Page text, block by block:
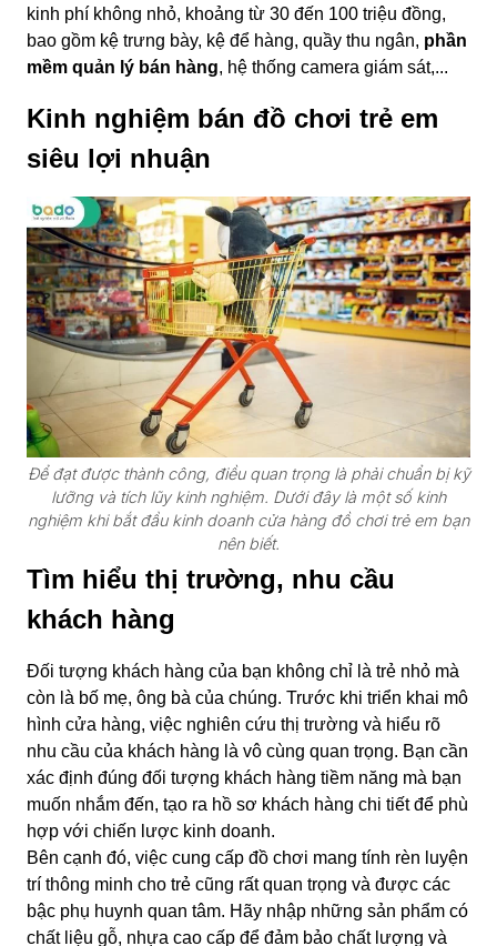
kinh phí không nhỏ, khoảng từ 30 đến 100 triệu đồng,
bao gồm kệ trưng bày, kệ để hàng, quầy thu ngân, phần
mềm quản lý bán hàng, hệ thống camera giám sát,...
Kinh nghiệm bán đồ chơi trẻ em
siêu lợi nhuận
Để đạt được thành công, điều quan trọng là phải chuẩn bị kỹ
lưỡng và tích lũy kinh nghiệm. Dưới đây là một số kinh
nghiệm khi bắt đầu kinh doanh cửa hàng đồ chơi trẻ em bạn
nên biết.
Tìm hiểu thị trường, nhu cầu
khách hàng
Đối tượng khách hàng của bạn không chỉ là trẻ nhỏ mà
còn là bố mẹ, ông bà của chúng. Trước khi triển khai mô
hình cửa hàng, việc nghiên cứu thị trường và hiểu rõ
nhu cầu của khách hàng là vô cùng quan trọng. Bạn cần
xác định đúng đối tượng khách hàng tiềm năng mà bạn
muốn nhắm đến, tạo ra hồ sơ khách hàng chi tiết để phù
hợp với chiến lược kinh doanh.
Bên cạnh đó, việc cung cấp đồ chơi mang tính rèn luyện
trí thông minh cho trẻ cũng rất quan trọng và được các
bậc phụ huynh quan tâm. Hãy nhập những sản phẩm có
chất liệu gỗ, nhựa cao cấp để đảm bảo chất lượng và